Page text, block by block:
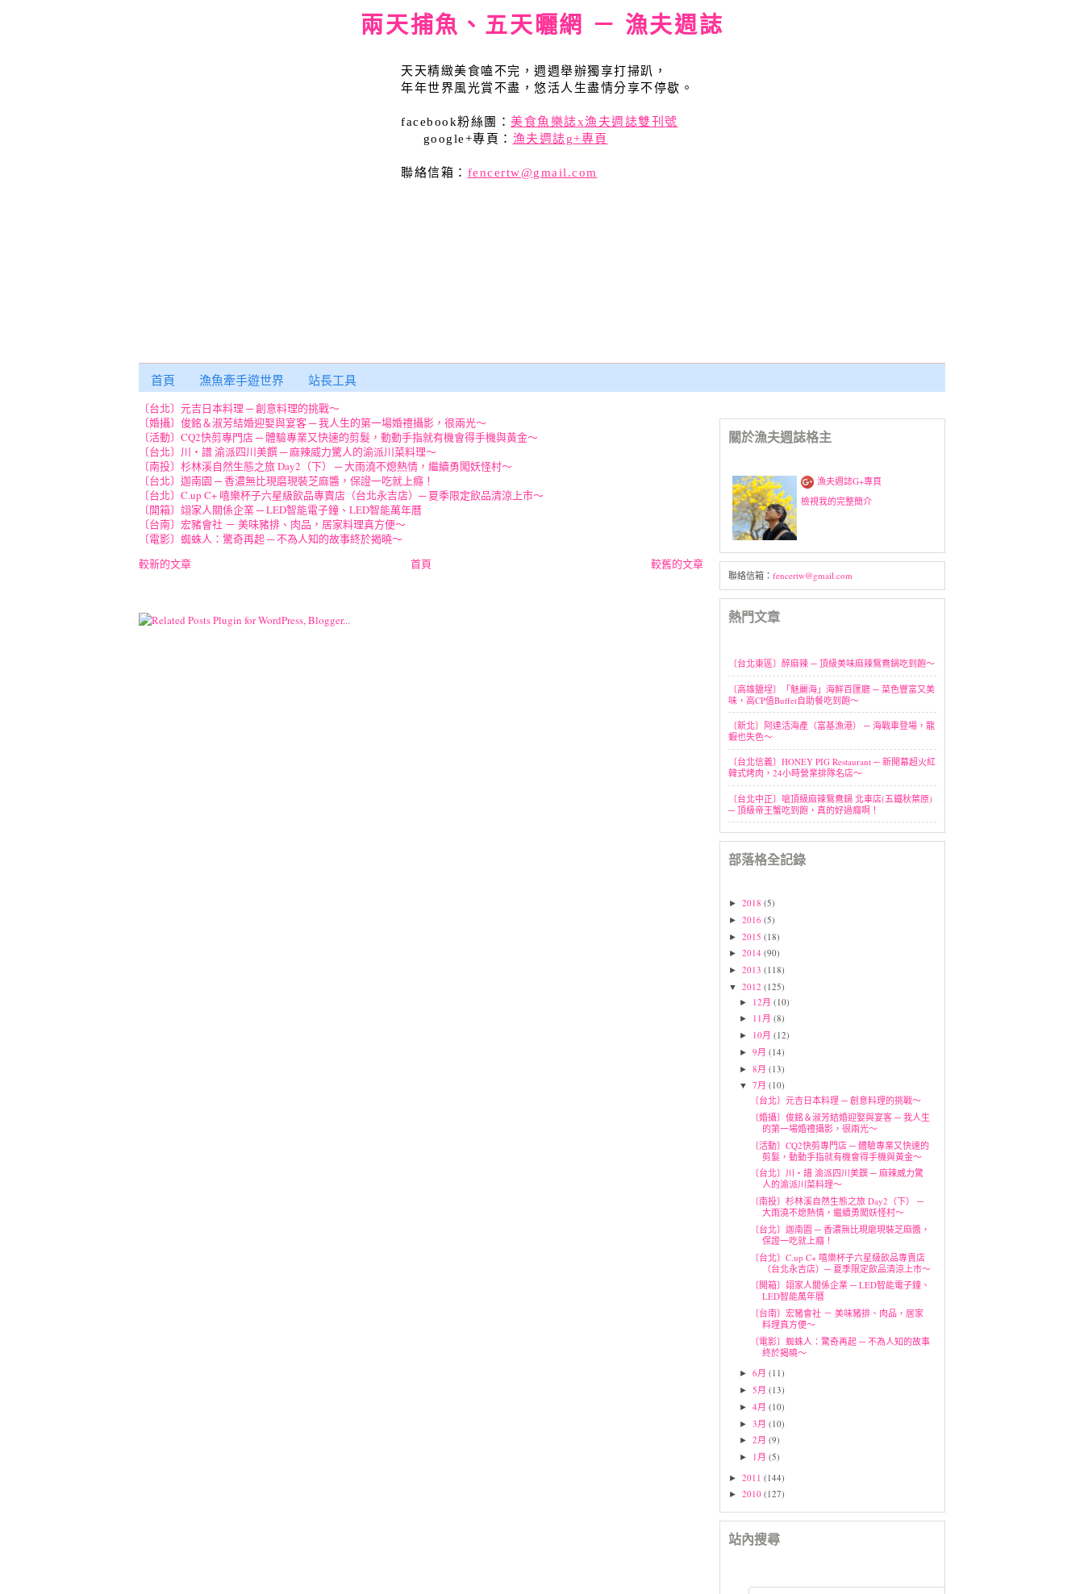
兩天捕魚、五天曬網 － 漁夫週誌
天天精緻美食嗑不完，週週舉辦獨享打掃趴，
年年世界風光賞不盡，悠活人生盡情分享不停歇。
facebook粉絲團： 美食魚樂誌x漁夫週誌雙刊號
google+專頁： 漁夫週誌g+專頁
聯絡信箱： fencertw@gmail.com
首頁 漁魚牽手遊世界 站長工具
〔台北〕元吉日本料理 ─ 創意料理的挑戰～
〔婚攝〕俊銘＆淑芳結婚迎娶與宴客 ─ 我人生的第一場婚禮攝影，很兩光～
〔活動〕CQ2快剪專門店 ─ 體驗專業又快速的剪髮，動動手指就有機會得手機與黃金～
〔台北〕川‧譜 渝派四川美饌 ─ 麻辣威力驚人的渝派川菜料理～
〔南投〕杉林溪自然生態之旅 Day2（下） ─ 大雨澆不熄熱情，繼續勇闖妖怪村～
〔台北〕迦南園 ─ 香濃無比現磨現裝芝麻醬，保證一吃就上癮！
〔台北〕C.up C+ 嘻樂杯子六星級飲品專賣店（台北永吉店）─ 夏季限定飲品清涼上市～
〔開箱〕翊家人關係企業 ─ LED智能電子鐘、LED智能萬年曆
〔台南〕宏豬會社 － 美味豬排、肉品，居家料理真方便～
〔電影〕蜘蛛人：驚奇再起 ─ 不為人知的故事終於揭曉～
較新的文章
較舊的文章
首頁
關於漁夫週誌格主
漁夫週誌G+專頁
檢視我的完整簡介
聯絡信箱： fencertw@gmail.com
熱門文章
〔台北東區〕醉麻辣 ─ 頂級美味麻辣鴛鴦鍋吃到飽～
〔高雄鹽埕〕「魅麗海」海鮮百匯廳 ─ 菜色豐富又美
味，高CP值Buffet自助餐吃到飽～
〔新北〕阿達活海產（富基漁港） ─ 海戰車登場，龍
蝦也失色～
〔台北信義〕HONEY PIG Restaurant ─ 新開幕超火紅
韓式烤肉，24小時營業排隊名店～
〔台北中正〕嗆頂級麻辣鴛鴦鍋 北車店(五鐵秋葉原)
─ 頂級帝王蟹吃到飽，真的好過癮啊！
部落格全記錄
► 2018 (5)
► 2016 (5)
► 2015 (18)
► 2014 (90)
► 2013 (118)
▼ 2012 (125)
► 12月(10)
► 11月(8)
► 10月(12)
►9月(14)
►8月(13)
▼7月(10)
〔台北〕元吉日本料理 ─ 創意料理的挑戰～
〔婚攝〕俊銘＆淑芳結婚迎娶與宴客 ─ 我人生
的第一場婚禮攝影，很兩光～
〔活動〕CQ2快剪專門店 ─ 體驗專業又快速的
剪髮，動動手指就有機會得手機與黃金～
〔台北〕川‧譜 渝派四川美饌 ─ 麻辣威力驚
人的渝派川菜料理～
〔南投〕杉林溪自然生態之旅 Day2（下） ─
大雨澆不熄熱情，繼續勇闖妖怪村～
〔台北〕迦南園 ─ 香濃無比現磨現裝芝麻醬，
保證一吃就上癮！
〔台北〕C.up C+ 嘻樂杯子六星級飲品專賣店
（台北永吉店）─ 夏季限定飲品清涼上市～
〔開箱〕翊家人關係企業 ─ LED智能電子鐘、
LED智能萬年曆
〔台南〕宏豬會社 － 美味豬排、肉品，居家
料理真方便～
〔電影〕蜘蛛人：驚奇再起 ─ 不為人知的故事
終於揭曉～
►6月(11)
►5月(13)
►4月(10)
►3月(10)
►2月(9)
► 1月(5)
► 2011 (144)
► 2010 (127)
站內搜尋